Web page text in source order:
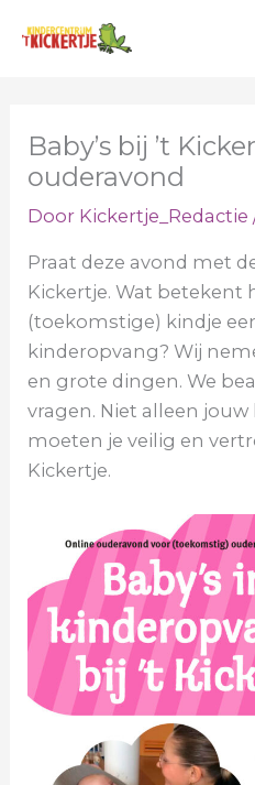
naar
Baby’s bij ’t
ouderavond
Door Kickertje_Redactie
Praat deze avond met
Kickertje. Wat betekent
(toekomstige) kindje
kinderopvang? Wij
en grote dingen. We
vragen. Niet alleen
moeten je veilig en
Kickertje.